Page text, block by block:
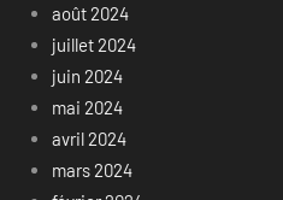
août 2024
juillet 2024
juin 2024
mai 2024
avril 2024
mars 2024